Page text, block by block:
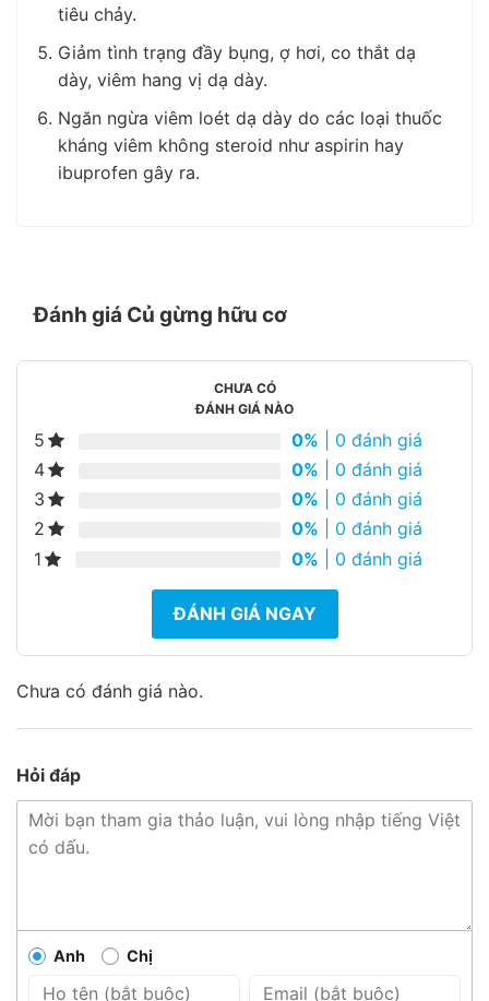
tiêu chảy.
Giảm tình trạng đầy bụng, ợ hơi, co thắt dạ
dày, viêm hang vị dạ dày.
Ngăn ngừa viêm loét dạ dày do các loại thuốc
kháng viêm không steroid như aspirin hay
ibuprofen gây ra.
Đánh giá Củ gừng hữu cơ
CHƯA CÓ
ĐÁNH GIÁ NÀO
5 0% | 0 đánh giá
4
0% | 0 đánh giá
3
0% | 0 đánh giá
2
0% | 0 đánh giá
1
0% | 0 đánh giá
ĐÁNH GIÁ NGAY
Chưa có đánh giá nào.
Hỏi đáp
Anh Chị